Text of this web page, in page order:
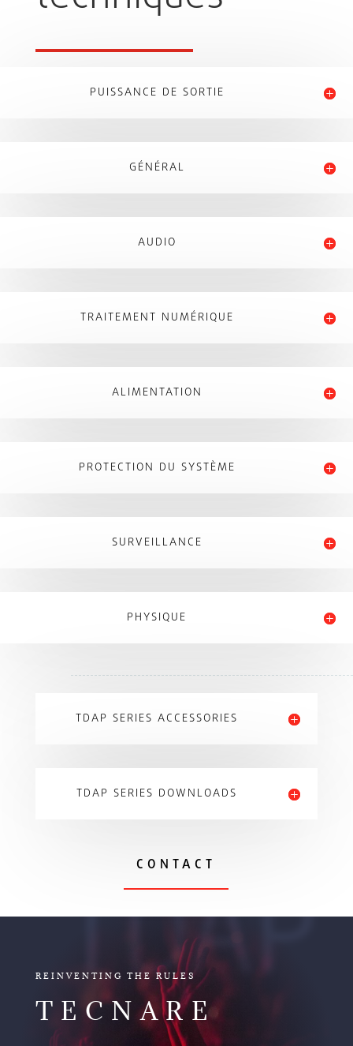
PUISSANCE DE SORTIE
GÉNÉRAL
AUDIO
TRAITEMENT NUMÉRIQUE
ALIMENTATION
PROTECTION DU SYSTÈME
SURVEILLANCE
PHYSIQUE
TDAP SERIES ACCESSORIES
TDAP SERIES DOWNLOADS
CONTACT
TDAP
REINVENTING THE RULES
TECNARE